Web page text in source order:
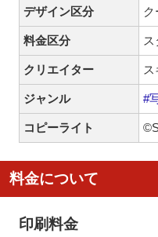
デザイン区分
料金区分
クリエイター
ジャンル #
コピーライト
料金について
印刷料金